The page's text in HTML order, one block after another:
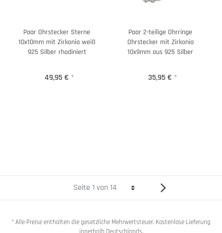
Paar Ohrstecker Sterne
10x10mm mit Zirkonia weiß
925 Silber rhodiniert
49,95 € *
Paar 2-teilige Ohrringe
Ohrstecker mit Zirkonia
10x9mm aus 925 Silber
35,95 € *
* Alle Preise enthalten die gesetzliche Mehrwertsteuer. Kostenlose Lieferung
innerhalb Deutschlands.